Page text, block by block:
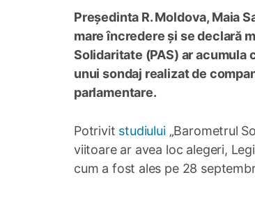
Președinta R. Moldova, Maia
mare încredere și se declară
Solidaritate (PAS) ar acumula
unui sondaj realizat de
parlamentare.
Potrivit studiului„Barometrul
viitoare ar avea loc alegeri,
cum a fost ales pe 28